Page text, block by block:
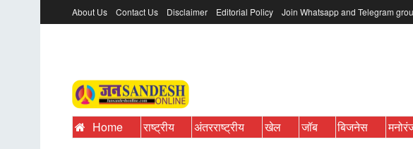
About Us Contact Us Disclaimer Editorial Policy Join Whatsapp and Telegram
Home राष्ट्रीय अंतरराष्ट्रीय खेल जॉब बिजनेस